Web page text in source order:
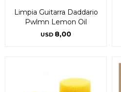
Limpia Guitarra Daddario
Pwlmn Lemon Oil
USD 8,00